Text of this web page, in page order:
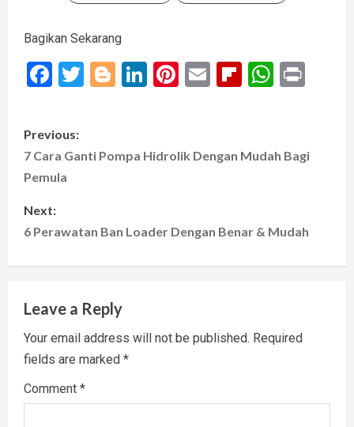
Bagikan Sekarang
Facebook
Twitter
Blogger
LinkedIn
Pinterest
EmailFlipboard
P
o
t
n
v
i
g
Previous:
7 Cara Ganti Pompa Hidrolik Dengan Mudah Bagi
Pemula
Next:
6 Perawatan Ban Loader Dengan Benar & Mudah
Leave a Reply
Your email address will not be published. Required
fields are marked *
Comment *